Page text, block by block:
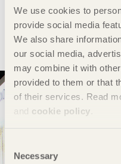
We use cookies to
provide social media
We also share
our social media,
may combine it with
provided to them or that
of their services. Read
and cookie policy
Consent
Selection
Necessary
annat som rör Svenskt